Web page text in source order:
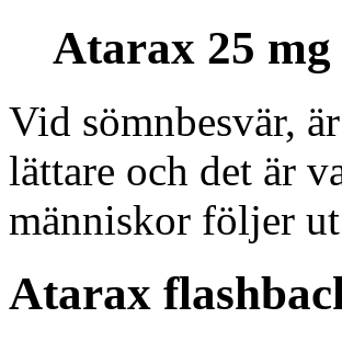
Atarax 25 mg
Vid sömnbesvär,
lättare och det är
människor följer
Atarax